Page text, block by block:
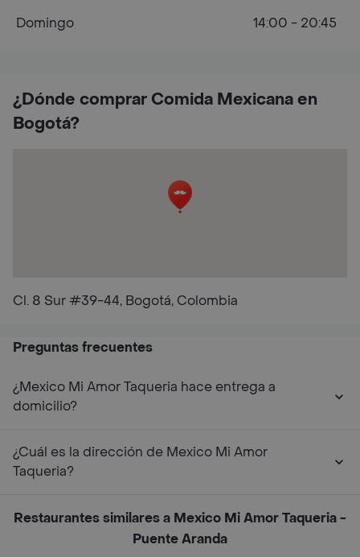
¿Dónde comprar Comida Mexicana en
Bogotá?
Cl. 8 Sur #39-44, Bogotá, Colombia
Domingo
14:00 - 20:45
Preguntas frecuentes
¿Mexico Mi Amor Taqueria hace entrega a
domicilio?
¿Cuál es la dirección de Mexico Mi Amor
Taqueria?
Restaurantes similares a Mexico Mi Amor Taqueria -
Puente Aranda